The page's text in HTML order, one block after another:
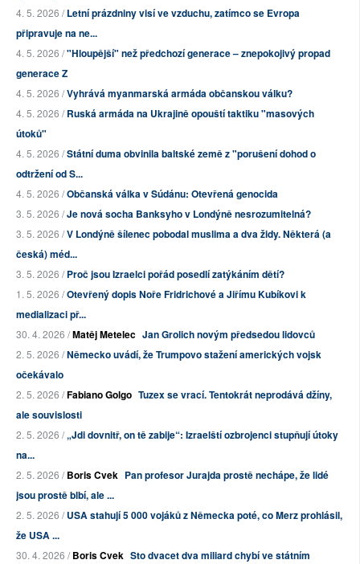
4. 5. 2026 /Letní prázdniny visí ve vzduchu, zatímco se Evropa
připravuje na ne...
4. 5. 2026 /"Hloupější" než předchozí generace – znepokojivý propad
generace Z
4. 5. 2026 /Vyhrává myanmarská armáda občanskou válku?
4. 5. 2026 /Ruská armáda na Ukrajině opouští taktiku "masových
útoků"
4. 5. 2026 /Státní duma obvinila baltské země z "porušení dohod o
odtržení od S...
4. 5. 2026 /Občanská válka v Súdánu: Otevřená genocida
3. 5. 2026 /Je nová socha Banksyho v Londýně nesrozumitelná?
3. 5. 2026 /V Londýně šílenec pobodal muslima a dva židy. Některá (a
česká) méd...
3. 5. 2026 /Proč jsou Izraelci pořád posedlí zatýkáním dětí?
1. 5. 2026 /Otevřený dopis Noře Fridrichové a Jiřímu Kubíkovi k
medializaci př...
30. 4. 2026 /Matěj Metelec Jan Grolich novým předsedou lidovců
2. 5. 2026 /Německo uvádí, že Trumpovo stažení amerických vojsk
očekávalo
2. 5. 2026 /Fabiano Golgo Tuzex se vrací. Tentokrát neprodává džíny,
ale souvislosti
2. 5. 2026 /„Jdi dovnitř, on tě zabije“: Izraelští ozbrojenci stupňují útoky
na...
2. 5. 2026 /Boris Cvek Pan profesor Jurajda prostě nechápe, že lidé
jsou prostě blbí, ale ...
2. 5. 2026 /USA stahují 5 000 vojáků z Německa poté, co Merz prohlásil,
že USA ...
30. 4. 2026 /Boris Cvek Sto dvacet dva miliard chybí ve státním